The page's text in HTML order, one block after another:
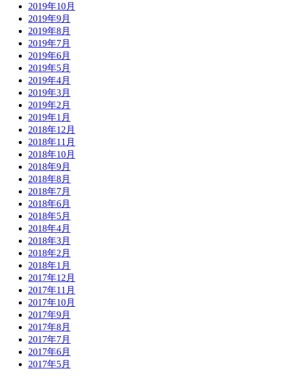
2019年10月
2019年9月
2019年8月
2019年7月
2019年6月
2019年5月
2019年4月
2019年3月
2019年2月
2019年1月
2018年12月
2018年11月
2018年10月
2018年9月
2018年8月
2018年7月
2018年6月
2018年5月
2018年4月
2018年3月
2018年2月
2018年1月
2017年12月
2017年11月
2017年10月
2017年9月
2017年8月
2017年7月
2017年6月
2017年5月